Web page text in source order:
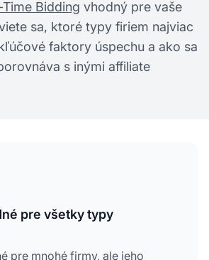
Time Bidding vhodný pre vaše
sa, ktoré typy firiem najviac
faktory úspechu a ako sa
s inými affiliate
pre všetky typy
pre mnohé firmy, ale jeho